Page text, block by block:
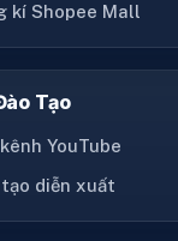
kí Shopee Mall
Tạo
YouTube
diễn xuất